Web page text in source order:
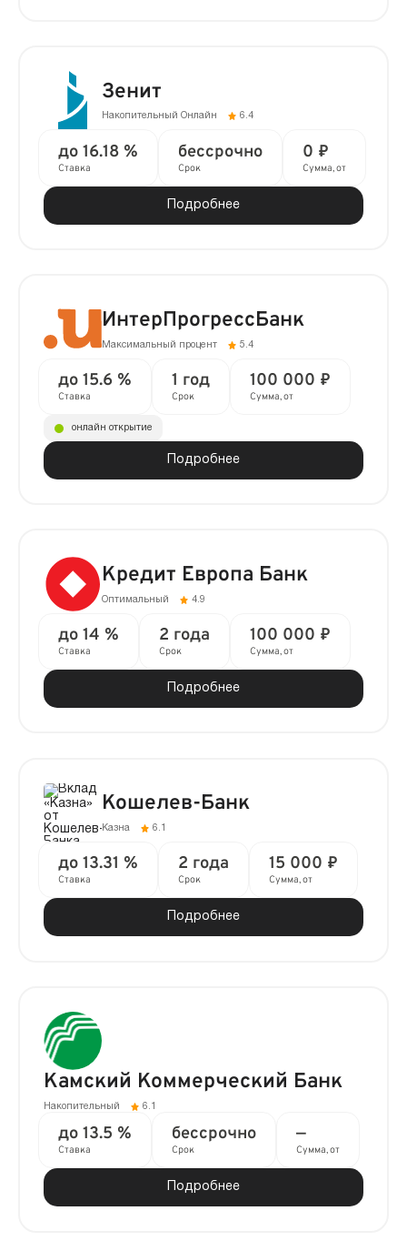
Зенит
Накопительный Онлайн 6.4
до 16.18 %
Ставка
бессрочно
Срок
0 ₽
Сумма, от
Подробнее
ИнтерПрогрессБанк
Максимальный процент 5.4
до 15.6 %
Ставка
1 год
Срок
100 000 ₽
Сумма, от
Подробнее
онлайн открытие
Кредит Европа Банк
Оптимальный 4.9
до 14 %
Ставка
2 года
Срок
100 000 ₽
Сумма, от
Подробнее
Кошелев-Банк
Казна 6.1
до 13.31 %
Ставка
2 года
Срок
15 000 ₽
Сумма, от
Подробнее
Камский Коммерческий Банк
Накопительный 6.1
до 13.5 %
Ставка
бессрочно
Срок
—
Сумма, от
Подробнее